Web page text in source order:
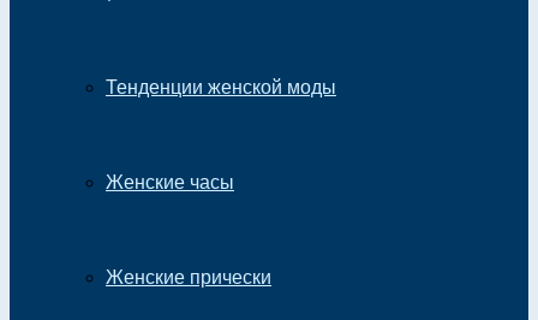
Тенденции женской моды
Женские часы
Женские прически